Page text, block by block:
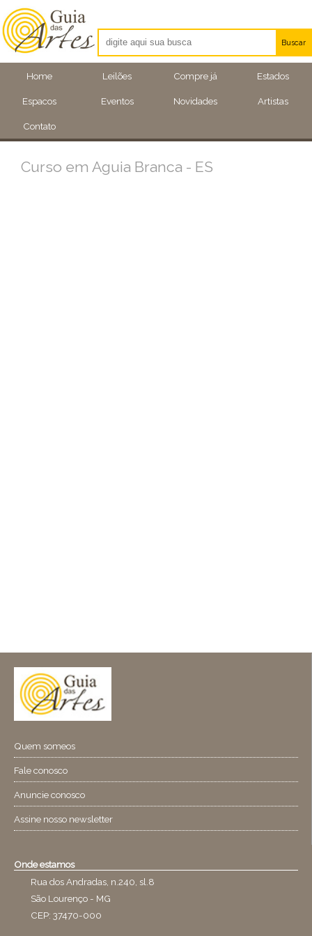
Home Leilões Compre já Estados
Espacos Eventos Novidades Artistas
Contato
Buscar
Artistas
Eventos
Curso em Aguia Branca - ES
Quem someos
Fale conosco
Anuncie conosco
Assine nosso newsletter
Onde estamos
Rua dos Andradas, n.240, sl.8
São Lourenço - MG
CEP: 37470-000